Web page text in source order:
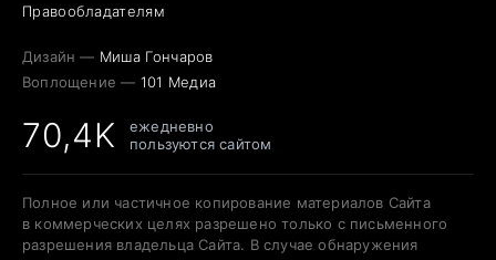
Правообладателям
Дизайн — Миша Гончаров
Воплощение — 101 Медиа
70,4K
ежедневно
пользуются сайтом
Полное или частичное копирование материалов Сайта
в коммерческих целях разрешено только с письменного
разрешения владельца Сайта. В случае обнаружения